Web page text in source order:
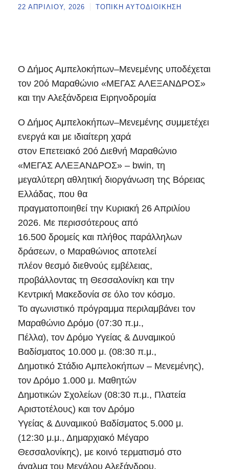
22 ΑΠΡΙΛΊΟΥ, 2026 ΤΟΠΙΚΉ ΑΥΤΟΔΙΟΊΚΗΣΗ
Ο Δήμος Αμπελοκήπων–Μενεμένης υποδέχεται
τον 20ό Μαραθώνιο «ΜΕΓΑΣ ΑΛΕΞΑΝΔΡΟΣ»
και την Αλεξάνδρεια Ειρηνοδρομία
Ο Δήμος Αμπελοκήπων–Μενεμένης συμμετέχει
ενεργά και με ιδιαίτερη χαρά
στον Επετειακό 20ό Διεθνή Μαραθώνιο
«ΜΕΓΑΣ ΑΛΕΞΑΝΔΡΟΣ» – bwin, τη
μεγαλύτερη αθλητική διοργάνωση της Βόρειας
Ελλάδας, που θα
πραγματοποιηθεί την Κυριακή 26 Απριλίου
2026. Με περισσότερους από
16.500 δρομείς και πλήθος παράλληλων
δράσεων, ο Μαραθώνιος αποτελεί
πλέον θεσμό διεθνούς εμβέλειας,
προβάλλοντας τη Θεσσαλονίκη και την
Κεντρική Μακεδονία σε όλο τον κόσμο.
Το αγωνιστικό πρόγραμμα περιλαμβάνει τον
Μαραθώνιο Δρόμο (07:30 π.μ.,
Πέλλα), τον Δρόμο Υγείας & Δυναμικού
Βαδίσματος 10.000 μ. (08:30 π.μ.,
Δημοτικό Στάδιο Αμπελοκήπων – Μενεμένης),
τον Δρόμο 1.000 μ. Μαθητών
Δημοτικών Σχολείων (08:30 π.μ., Πλατεία
Αριστοτέλους) και τον Δρόμο
Υγείας & Δυναμικού Βαδίσματος 5.000 μ.
(12:30 μ.μ., Δημαρχιακό Μέγαρο
Θεσσαλονίκης), με κοινό τερματισμό στο
άγαλμα του Μεγάλου Αλεξάνδρου.